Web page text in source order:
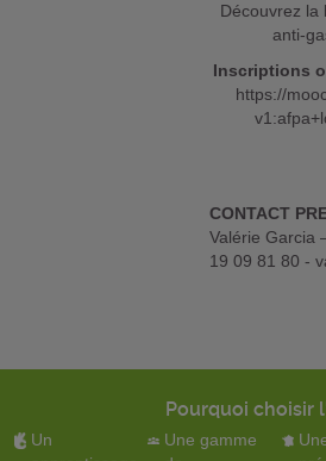
Découvrez la
anti-
Inscriptions
https://
CONTACT
Valérie Garcia
19 09 81 80 -
Pourquoi choisir
Un
Une gamme